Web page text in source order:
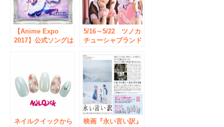
コラボイベント企画
を拡充していきま
す！
【Anime Expo
2017】公式ソングは
ポに2年連続お呼ば
れは快挙
5/16～5/22 ツノカ
チューシャブランド
ラム)×秋葉原のメイ
ドカフェ「＠ほぉ～
むカフェ」のスペシ
ャルコラボが開催決
定！
ネイルクイックから
映画『永い言い訳』